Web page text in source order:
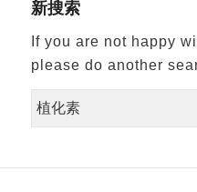
新搜索
If you are not happy
please do another